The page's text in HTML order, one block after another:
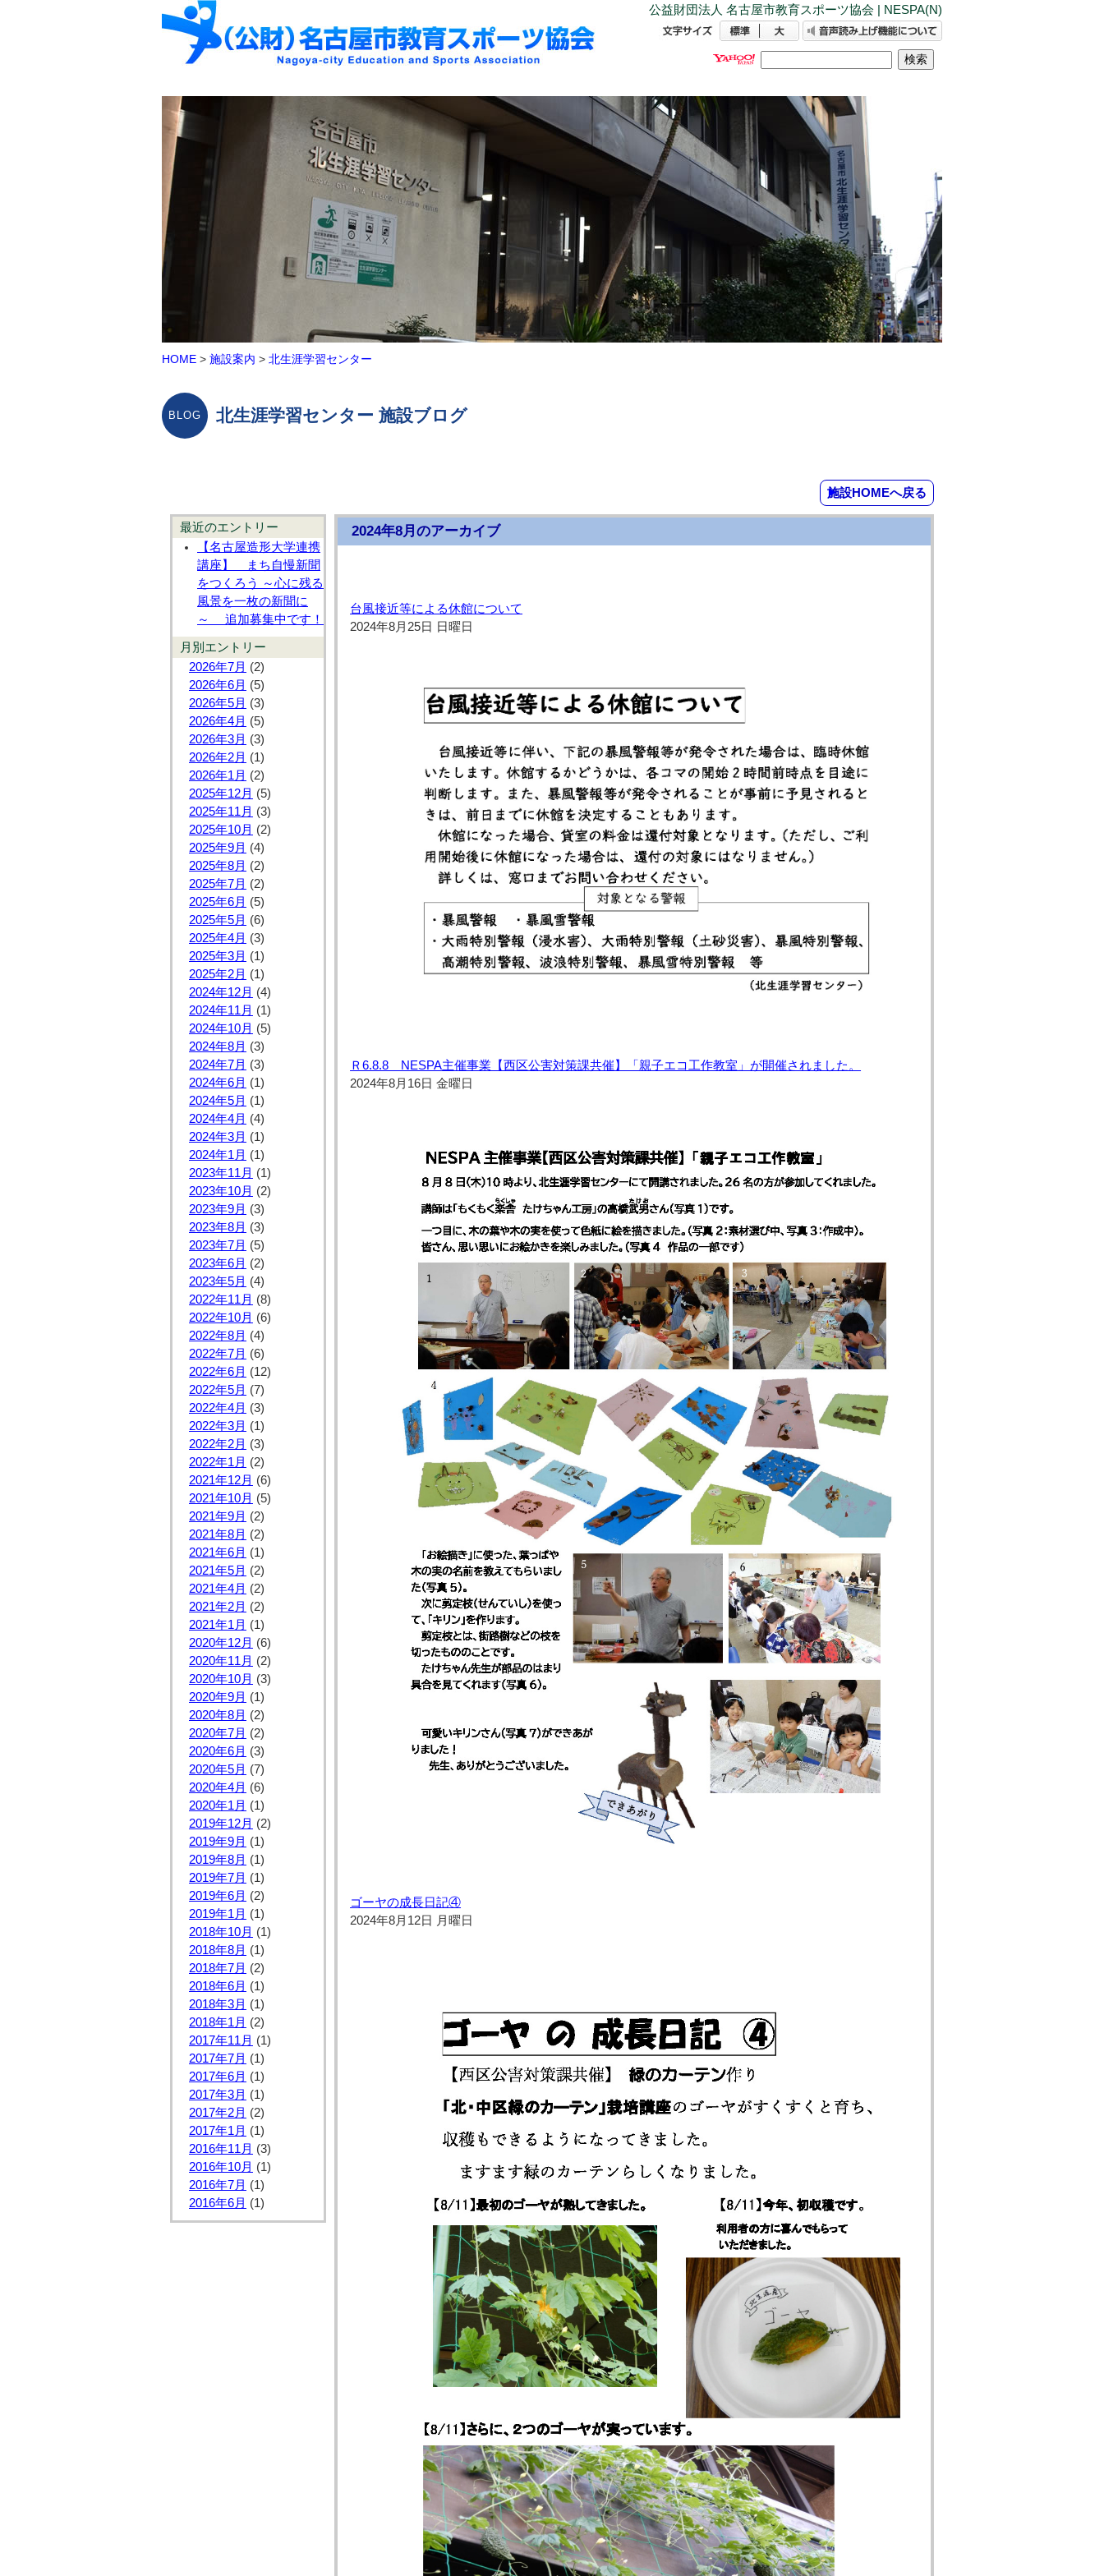
公益財団法人 名古屋市教育スポーツ協会 | NESPA(N)
HOME > 施設案内 > 北生涯学習センター
北生涯学習センター 施設ブログ
施設HOMEへ戻る
最近のエントリー
【名古屋造形大学連携
講座】 まち自慢新聞
をつくろう ～心に残る
風景を一枚の新聞に
～ 追加募集中です！
月別エントリー
2026年7月 (2)
2026年6月 (5)
2026年5月 (3)
2026年4月 (5)
2026年3月 (3)
2026年2月 (1)
2026年1月 (2)
2025年12月 (5)
2025年11月 (3)
2025年10月 (2)
2025年9月 (4)
2025年8月 (2)
2025年7月 (2)
2025年6月 (5)
2025年5月 (6)
2025年4月 (3)
2025年3月 (1)
2025年2月 (1)
2024年12月 (4)
2024年11月 (1)
2024年10月 (5)
2024年8月 (3)
2024年7月 (3)
2024年6月 (1)
2024年5月 (1)
2024年4月 (4)
2024年3月 (1)
2024年1月 (1)
2023年11月 (1)
2023年10月 (2)
2023年9月 (3)
2023年8月 (3)
2023年7月 (5)
2023年6月 (2)
2023年5月 (4)
2022年11月 (8)
2022年10月 (6)
2022年8月 (4)
2022年7月 (6)
2022年6月 (12)
2022年5月 (7)
2022年4月 (3)
2022年3月 (1)
2022年2月 (3)
2022年1月 (2)
2021年12月 (6)
2021年10月 (5)
2021年9月 (2)
2021年8月 (2)
2021年6月 (1)
2021年5月 (2)
2021年4月 (2)
2021年2月 (2)
2021年1月 (1)
2020年12月 (6)
2020年11月 (2)
2020年10月 (3)
2020年9月 (1)
2020年8月 (2)
2020年7月 (2)
2020年6月 (3)
2020年5月 (7)
2020年4月 (6)
2020年1月 (1)
2019年12月 (2)
2019年9月 (1)
2019年8月 (1)
2019年7月 (1)
2019年6月 (2)
2019年1月 (1)
2018年10月 (1)
2018年8月 (1)
2018年7月 (2)
2018年6月 (1)
2018年3月 (1)
2018年1月 (2)
2017年11月 (1)
2017年7月 (1)
2017年6月 (1)
2017年3月 (1)
2017年2月 (2)
2017年1月 (1)
2016年11月 (3)
2016年10月 (1)
2016年7月 (1)
2016年6月 (1)
2024年8月のアーカイブ
台風接近等による休館について
2024年8月25日 日曜日
Ｒ6.8.8 NESPA主催事業【西区公害対策課共催】「親子エコ工作教室」が開催されました。
2024年8月16日 金曜日
ゴーヤの成長日記④
2024年8月12日 月曜日